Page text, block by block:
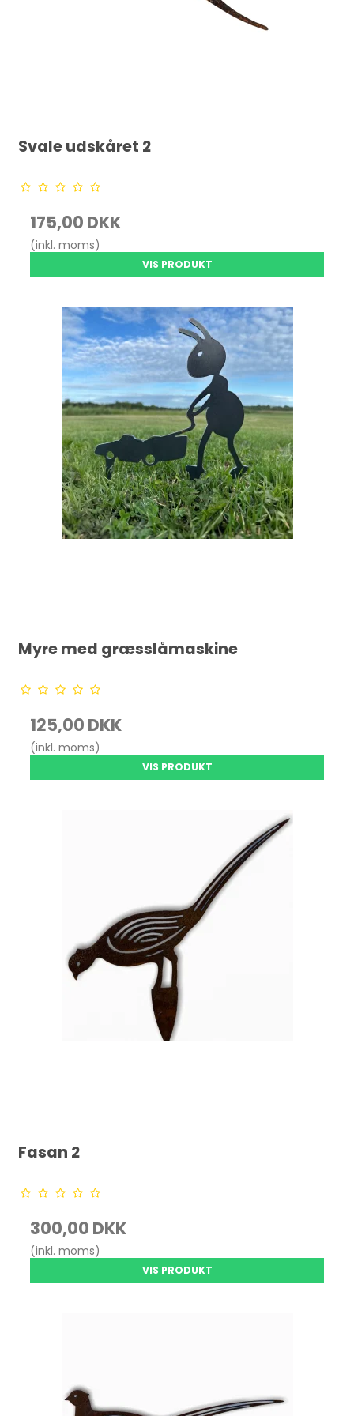
Svale udskåret 2
175,00 DKK
(inkl. moms)
VIS PRODUKT
Myre med græsslåmaskine
125,00 DKK
(inkl. moms)
VIS PRODUKT
Fasan 2
300,00 DKK
(inkl. moms)
VIS PRODUKT